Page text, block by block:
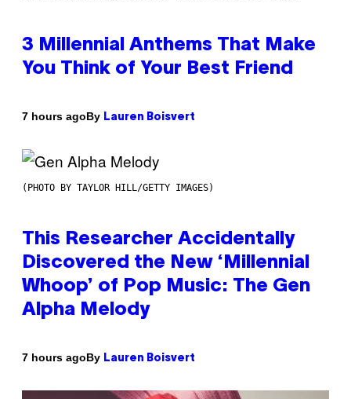
3 Millennial Anthems That Make
You Think of Your Best Friend
7 hours agoBy Lauren Boisvert
(PHOTO BY TAYLOR HILL/GETTY IMAGES)
This Researcher Accidentally
Discovered the New ‘Millennial
Whoop’ of Pop Music: The Gen
Alpha Melody
7 hours agoBy Lauren Boisvert